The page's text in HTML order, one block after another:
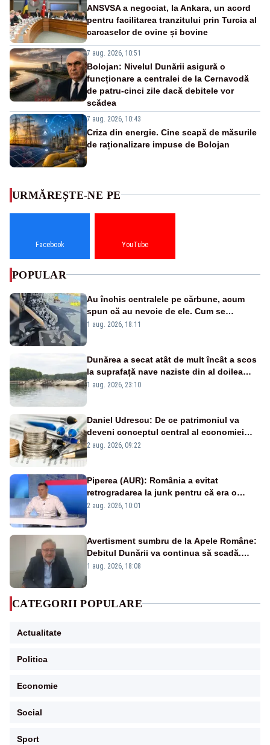
ANSVSA a negociat, la Ankara, un acord
pentru facilitarea tranzitului prin Turcia al
carcaselor de ovine și bovine
7 aug. 2026, 10:51
Bolojan: Nivelul Dunării asigură o
funcționare a centralei de la Cernavodă
de patru-cinci zile dacă debitele vor
scădea
7 aug. 2026, 10:43
Criza din energie. Cine scapă de măsurile
de raționalizare impuse de Bolojan
URMĂREȘTE-NE PE
Facebook YouTube
POPULAR
Au închis centralele pe cărbune, acum
spun că au nevoie de ele. Cum se
pasează vina în plină criză energetică
1 aug. 2026, 18:11
Dunărea a secat atât de mult încât a scos
la suprafață nave naziste din al doilea
război mondial
1 aug. 2026, 23:10
Daniel Udrescu: De ce patrimoniul va
deveni conceptul central al economiei
viitoare?
2 aug. 2026, 09:22
Piperea (AUR): România a evitat
retrogradarea la junk pentru că era o
catastrofă pentru bănci și fondurile de
2 aug. 2026, 10:01
Avertisment sumbru de la Apele Române:
Debitul Dunării va continua să scadă.
Cernavodă s-ar putea închide în 4 zile
1 aug. 2026, 18:08
CATEGORII POPULARE
Actualitate
Politica
Economie
Social
Sport